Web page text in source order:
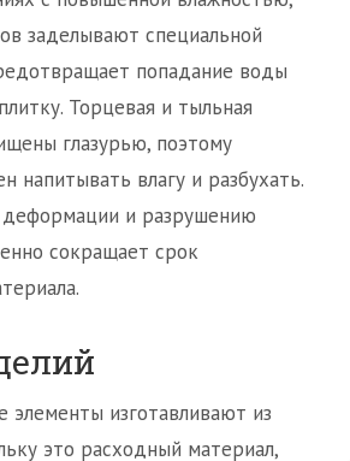
заделывают специальной
попадание воды
Торцевая и тыльная
глазурью, поэтому
напитывать влагу и разбухать.
и разрушению
сокращает срок
элементы изготавливают из
это расходный материал,